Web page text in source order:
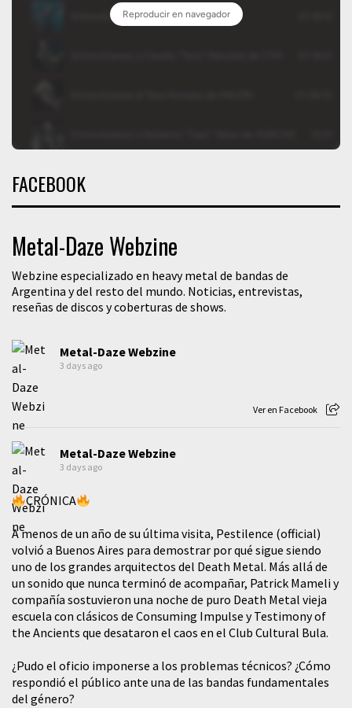
FACEBOOK
Metal-Daze Webzine
Webzine especializado en heavy metal de bandas de
Argentina y del resto del mundo. Noticias, entrevistas,
reseñas de discos y coberturas de shows.
Metal-Daze Webzine
3 days ago
Ver en Facebook
Metal-Daze Webzine
3 days ago
CRÓNICA
A menos de un año de su última visita, Pestilence (official)
volvió a Buenos Aires para demostrar por qué sigue siendo
uno de los grandes arquitectos del Death Metal. Más allá de
un sonido que nunca terminó de acompañar, Patrick Mameli y
compañía sostuvieron una noche de puro Death Metal vieja
escuela con clásicos de Consuming Impulse y Testimony of
the Ancients que desataron el caos en el Club Cultural Bula.
¿Pudo el oficio imponerse a los problemas técnicos? ¿Cómo
respondió el público ante una de las bandas fundamentales
del género?